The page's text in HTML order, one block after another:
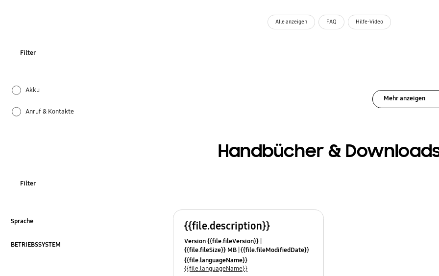
Alle anzeigen FAQ Hilfe-Video
Filter
Akku
Anruf & Kontakte
Firmware-Update
Galaxy Apps
Mehr anzeigen
Handbücher &
Filter
Sprache
BETRIEBSSYSTEM
{{file.description}}
Version {{file.fileVersion}}
{{file.fileSize}} MB {{file.fileModifiedDate}}
{{file.osNames}}
{{file.languageName}}
{{file.languageName}}